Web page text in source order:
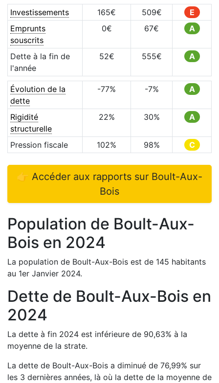
Investissements 165€ 509€
E
Emprunts
souscrits
0€ 67€ A
Dette à la fin de
l'année
52€ 555€ A
Évolution de la
dette
-77% -7% A
Rigidité
structurelle
22% 30% A
Pression fiscale 102% 98% C
👉 Accéder aux rapports sur Boult-Aux-
Bois
Population de Boult-Aux-
Bois en 2024
La population de Boult-Aux-Bois est de 145 habitants
au 1er Janvier 2024.
Dette de Boult-Aux-Bois en
2024
La dette à fin 2024 est inférieure de 90,63% à la
moyenne de la strate.
La dette de Boult-Aux-Bois a diminué de 76,99% sur
les 3 dernières années, là où la dette de la moyenne de